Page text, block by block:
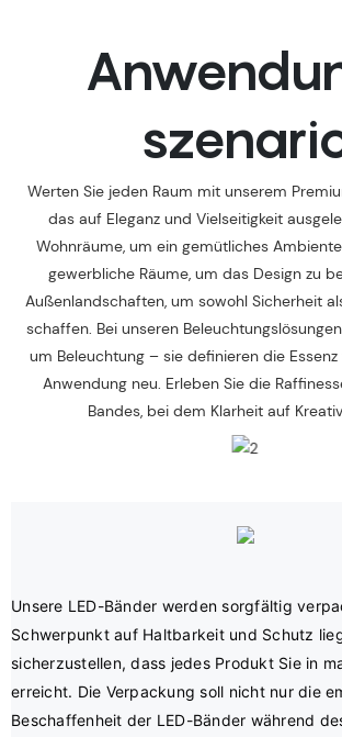
Werten Sie jeden Raum mit unserem
das auf Eleganz und Vielseitigkeit
Wohnräume, um ein gemütliches
gewerbliche Räume, um das Design zu
Außenlandschaften, um sowohl Sicherheit
schaffen. Bei unseren
um Beleuchtung – sie definieren die
Anwendung neu. Erleben Sie die
Bandes, bei dem Klarheit auf
Unsere LED-Bänder werden sorgfältig
Schwerpunkt auf Haltbarkeit und Schutz
sicherzustellen, dass jedes Produkt Sie in
erreicht. Die Verpackung soll nicht nur die
Beschaffenheit der LED-Bänder während